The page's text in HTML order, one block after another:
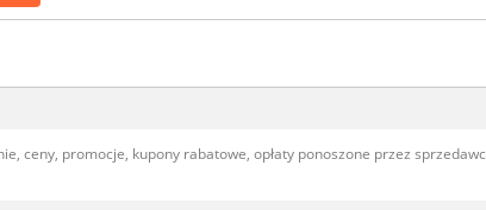
ceny, promocje, kupony rabatowe, opłaty ponoszone przez